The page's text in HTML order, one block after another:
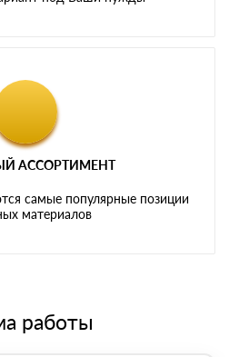
АССОРТИМЕНТ
самые популярные позиции
материалов
работы